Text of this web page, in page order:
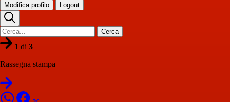
Modifica profilo Logout
Cerca
1 di 3
Rassegna stampa